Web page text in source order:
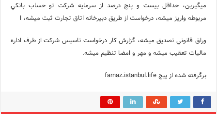
ميگيرين، حداقل بيست و پنج درصد از سرمايه شركت تو حساب بانكي
مربوطه واريز ميشه، درخواست از طريق دبيرخانه اتاق تجارت ثبت ميشه، ا
وراق قانوني تصديق ميشه، گزارش كار درخواست تاسيس شركت از طرف اداره
ماليات تعقيب ميشه و مهر و امضا تنظيم ميشه.
برگرفته شده از پیج farnaz.istanbul.life